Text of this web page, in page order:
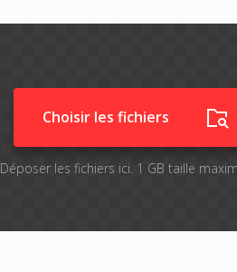
Choisir les fichiers
Déposer les fichiers ici. 1 GB taille